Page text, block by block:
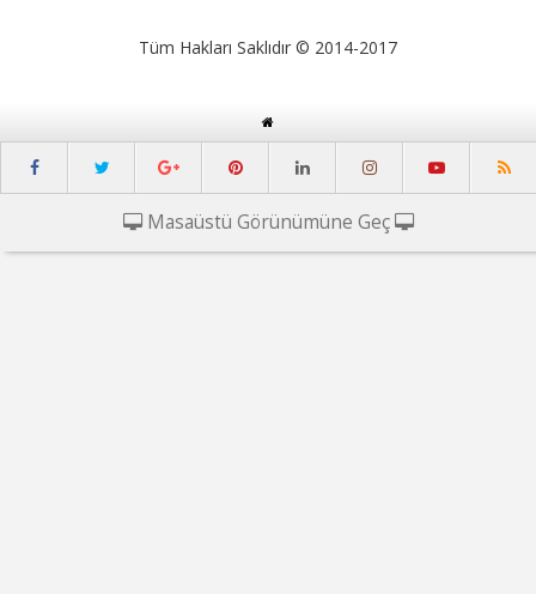
Tüm Hakları Saklıdır © 2014-2017
Masaüstü Görünümüne Geç